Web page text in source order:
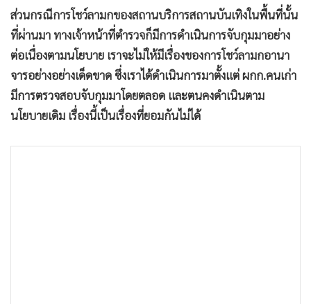
ส่วนกรณีการโชว์ลามกของสถานบริการสถานบันเทิงในพื้นที่นั้น
ที่ผ่านมา ทางเจ้าหน้าที่ตำรวจก็มีการดำเนินการจับกุมมาอย่าง
ต่อเนื่องตามนโยบาย เราจะไม่ให้มีเรื่องของการโชว์ลามกอานา
จารอย่างอย่างเด็ดขาด ซึ่งเราได้ดำเนินการมาตั้งแต่ ผกก.คนเก่า
มีการตรวจสอบจับกุมมาโดยตลอด และตนคงดำเนินตาม
นโยบายเดิม เรื่องนี้เป็นเรื่องที่ยอมกันไม่ได้